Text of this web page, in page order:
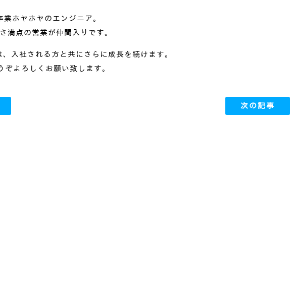
ホヤホヤのエンジニア。
満点の営業が仲間入りです。
入社される方と共にさらに成長を続けます。
ぞよろしくお願い致します。
次の記事